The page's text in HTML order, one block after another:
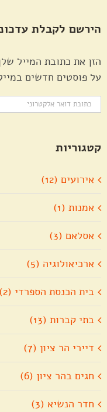
הירשם לקבלת
הזן את כתובת המייל
על פוסטים חדשים
כתובת
קטגוריות
אירועים (12)
אמנות (1)
אסלאם (3)
ארכיאולוגיה (5)
בית הכנסת הספרדי (2)
בתי קברות (13)
דיירי הר ציון (7)
חגים בהר ציון (6)
חדר הנשיא (3)